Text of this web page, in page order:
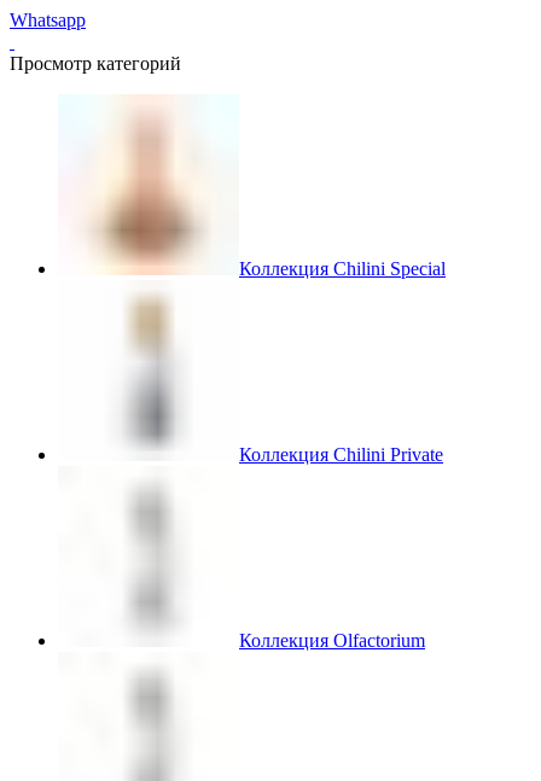
Whatsapp
Просмотр категорий
Коллекция Chilini Special
Коллекция Chilini Private
Коллекция Olfactorium